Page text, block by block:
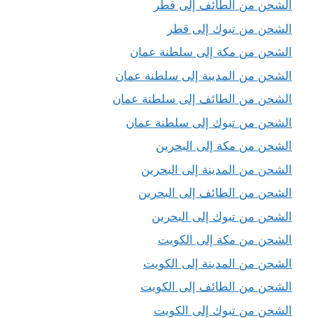
الشحن من الطائف إلى قطر
الشحن من تبوك إلى قطر
الشحن من مكة إلى سلطنة عمان
الشحن من المدينة إلى سلطنة عمان
الشحن من الطائف إلى سلطنة عمان
الشحن من تبوك إلى سلطنة عمان
الشحن من مكة إلى البحرين
الشحن من المدينة إلى البحرين
الشحن من الطائف إلى البحرين
الشحن من تبوك إلى البحرين
الشحن من مكة إلى الكويت
الشحن من المدينة إلى الكويت
الشحن من الطائف إلى الكويت
الشحن من تبوك إلى الكويت